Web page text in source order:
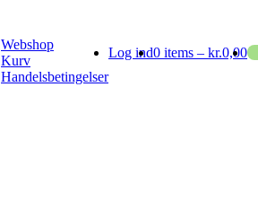
Webshop
Kurv
Handelsbetingelser
Log ind0 items – kr.0,00